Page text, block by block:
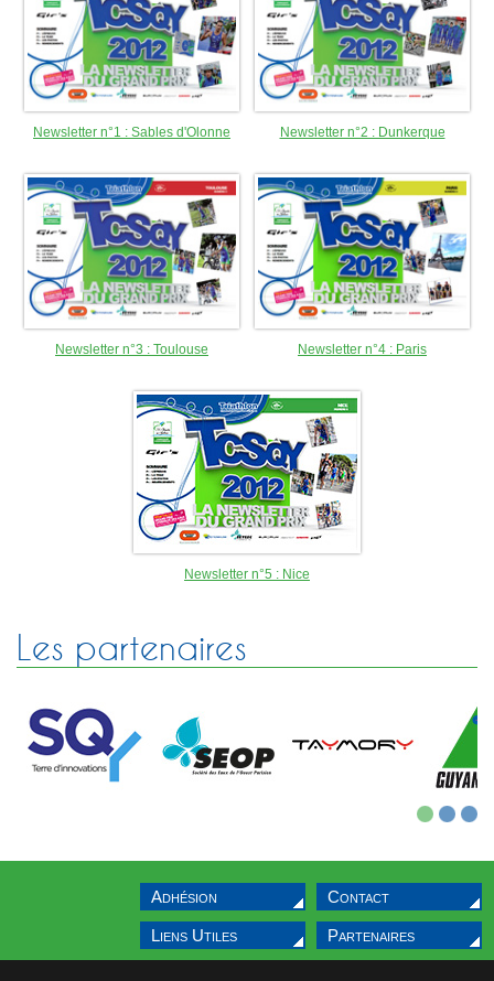
Newsletter n°1 : Sables d'Olonne Newsletter n°2 : Dunkerque
Newsletter n°3 : Toulouse Newsletter n°4 : Paris
Newsletter n°5 : Nice
Les partenaires
Contact
Adhésion
Partenaires
Liens Utiles